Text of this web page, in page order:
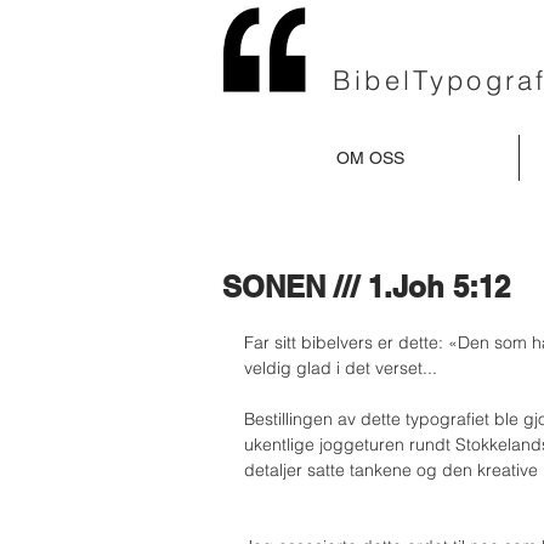
OM OSS
SONEN /// 1.Joh 5:12
Far sitt bibelvers er dette: «Den som
veldig glad i det verset...
Bestillingen av dette typografiet ble
ukentlige joggeturen rundt
detaljer satte tankene og den